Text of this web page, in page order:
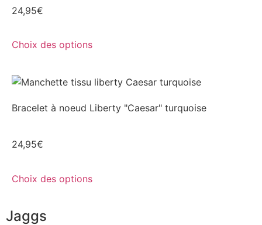
24,95€
Choix des options
Bracelet à noeud Liberty "Caesar" turquoise
24,95€
Choix des options
Jaggs